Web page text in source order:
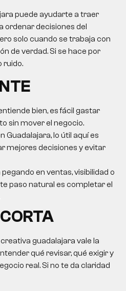
puede ayudarte a traer
ordenar decisiones del
solo cuando se trabaja con
de verdad. Si se hace por
ruido.
bien, es fácil gastar
sin mover el negocio.
Guadalajara, lo útil aquí es
mejores decisiones y evitar
en ventas, visibilidad o
paso natural es completar el
guadalajara vale la
qué revisar, qué exigir y
real. Si no te da claridad